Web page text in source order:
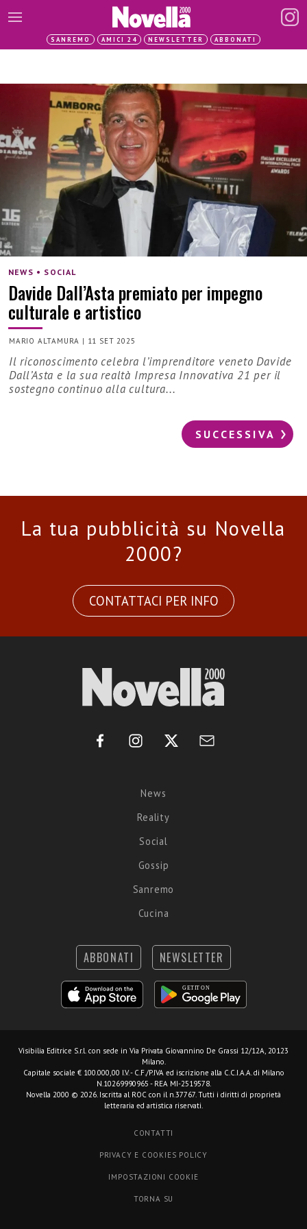
SANREMO AMICI 24 NEWSLETTER ABBONATI
NEWS • SOCIAL
Davide Dall’Asta premiato per impegno
culturale e artistico
MARIO ALTAMURA | 11 SET 2025
Il riconoscimento celebra l’imprenditore veneto Davide
Dall’Asta e la sua realtà Impresa Innovativa 21 per il
sostegno continuo alla cultura...
SUCCESSIVA
La tua pubblicità su Novella
2000?
CONTATTACI PER INFO
News
Reality
Social
Gossip
Sanremo
Cucina
ABBONATI NEWSLETTER
Visibilia Editrice S.r.l. con sede in Via Privata Giovannino De Grassi 12/12A, 20123
Milano.
Capitale sociale € 100.000,00 I.V. - C.F./P.IVA ed iscrizione alla C.C.I.A.A. di Milano
N.10269990965 - REA MI-2519578.
Novella 2000 © 2026. Iscritta al ROC con il n.37767. Tutti i diritti di proprietà
letteraria ed artistica riservati.
CONTATTI
PRIVACY E COOKIES POLICY
IMPOSTAZIONI COOKIE
TORNA SU